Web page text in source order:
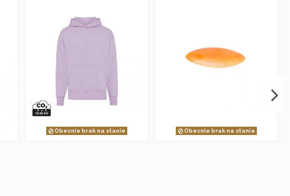
Obecnie brak na stanie Obecnie brak na stanie